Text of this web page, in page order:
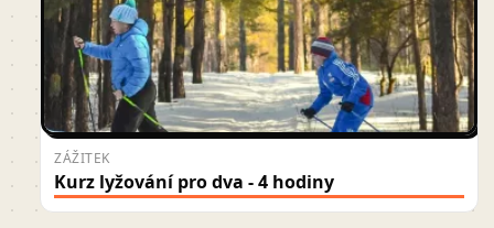
ZÁŽITEK
Kurz lyžování pro dva - 4 hodiny